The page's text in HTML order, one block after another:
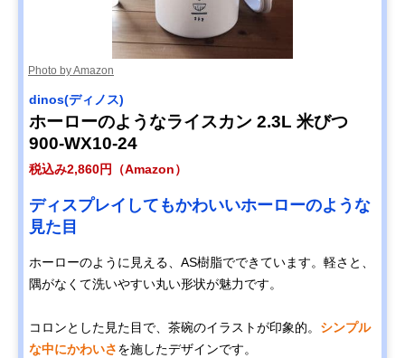
Photo by Amazon
‎dinos(ディノス)
ホーローのようなライスカン 2.3L 米びつ
900-WX10-24
税込み2,860円（Amazon）
ディスプレイしてもかわいいホーローのような
見た目
ホーローのように見える、AS樹脂でできています。軽さと、
隅がなくて洗いやすい丸い形状が魅力です。
コロンとした見た目で、茶碗のイラストが印象的。 シンプル
な中にかわいさを施したデザインです。